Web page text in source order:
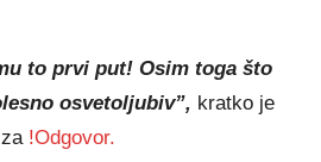
to prvi put! Osim toga što
osvetoljubiv”, kratko je
!Odgovor.